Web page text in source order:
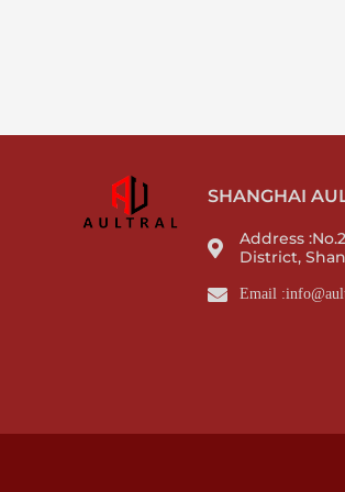
SHANGHAI
Address
District,
Email